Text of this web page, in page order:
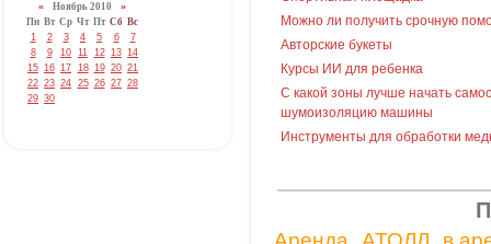
« Ноябрь 2010 »
Пн Вт Ср Чт Пт Сб Вс
1
2 3 4 5 6
7
8
9 10 11 12 13 14
15 16 17 18 19 20 21
22 23 24 25 26 27 28
29 30
Можно ли получить срочную
Авторские букеты
Курсы ИИ для ребенка
С какой зоны лучше начать
шумоизоляцию машины
Инструменты для обработки